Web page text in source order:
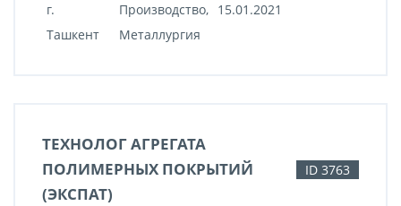
г.
Ташкент
Производство,
Металлургия
15.01.2021
ТЕХНОЛОГ АГРЕГАТА
ПОЛИМЕРНЫХ ПОКРЫТИЙ
(ЭКСПАТ)
ID 3763